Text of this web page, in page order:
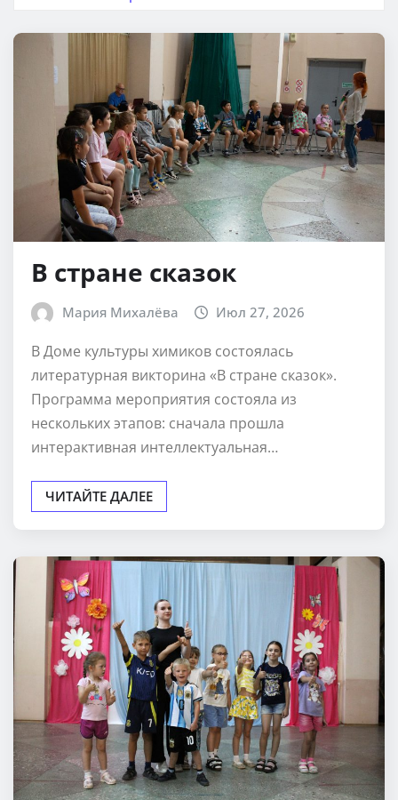
В стране сказок
Мария Михалёва Июл 27, 2026
В Доме культуры химиков состоялась
литературная викторина «В стране сказок».
Программа мероприятия состояла из
нескольких этапов: сначала прошла
интерактивная интеллектуальная…
ЧИТАЙТЕ ДАЛЕЕ